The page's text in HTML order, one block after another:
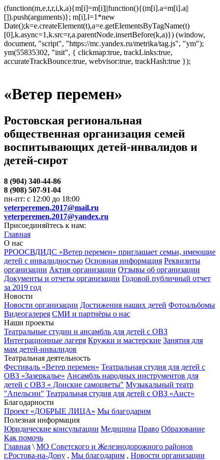
(function(m,e,t,r,i,k,a){m[i]=m[i]||function(){(m[i].a=m[i].a||
[]).push(arguments)}; m[i].l=1*new
Date();k=e.createElement(t),a=e.getElementsByTagName(t)
[0],k.async=1,k.src=r,a.parentNode.insertBefore(k,a)}) (window,
document, "script", "https://mc.yandex.ru/metrika/tag.js", "ym");
ym(55835302, "init", { clickmap:true, trackLinks:true,
accurateTrackBounce:true, webvisor:true, trackHash:true });
«Ветер перемен»
Ростовская региональная
общественная организация семей
воспитывающих детей-инвалидов и
детей-сирот
8 (904) 340-44-86
8 (908) 507-91-04
пн-пт: с 12:00 до 18:00
veterperemen.2017@mail.ru
veterperemen.2017@yandex.ru
Присоединяйтесь к нам:
Главная
О нас
РРООСВДИДС «Ветер перемен» приглашает семьи, имеющие
детей с инвалидностью Основная информация Реквизиты
организации Актив организации Отзывы об организации
Документы и отчеты организации Годовой публичный отчет
за 2019 год
Новости
Новости организации Достижения наших детей Фотоальбомы
Видеогалерея СМИ и партнёры о нас
Наши проекты
Театральные студии и ансамбль для детей с ОВЗ
Интеграционные лагеря Кружки и мастерские Занятия для
мам детей-инвалидов
Театральная деятельность
Фестиваль «Ветер перемен» Театральная студия для детей с
ОВЗ «Зазеркалье» Ансамбль народных инструментов для
детей с ОВЗ « Донские самоцветы" Музыкальный театр
"Апельсин" Театральная студия для детей с ОВЗ «Аист»
Благодарности
Проект «ДОБРЫЕ ЛИЦА» Мы благодарим
Полезная информация
Юридические консультации Медицина Право Образование
Как помочь
Главная \ МО Советского и Железнодорожного районов
г.Ростова-на-Дону , Мы благодарим , Новости организации